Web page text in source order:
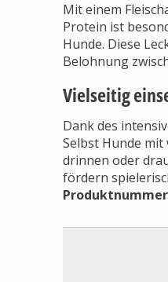
Mit einem
Protein ist
Hunde. Diese
Belohnung
Vielseitig
Dank des
Selbst Hunde
drinnen oder
fördern